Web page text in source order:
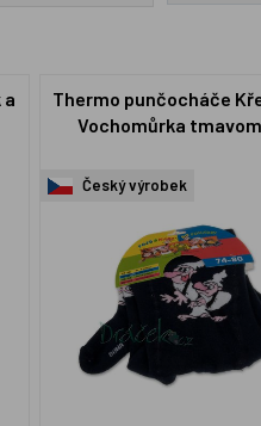
a
Thermo punčocháče
Vochomůrka
Český výrobek